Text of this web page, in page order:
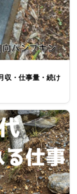
収・仕事量・続け